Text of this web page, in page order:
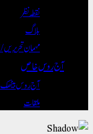
نقطہ نظر
بلاگ
مہمان تحریریں /
آج روس خاص
آج روس بیٹھک
ملقات